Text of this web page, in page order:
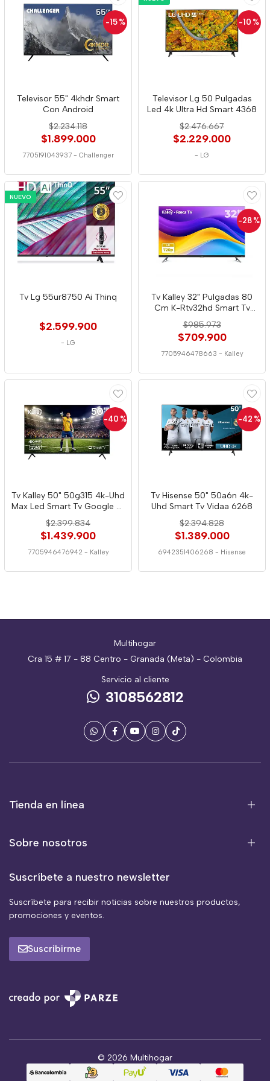
-15 %
Televisor 55" 4khdr Smart
Con Android
$2.234.118
$1.899.000
7705191043937 - Challenger
-10 %
Televisor Lg 50 Pulgadas
Led 4k Ultra Hd Smart 4368
$2.476.667
$2.229.000
- LG
NUEVO
Tv Lg 55ur8750 Ai Thinq
$2.599.900
- LG
-28 %
Tv Kalley 32" Pulgadas 80
Cm K-Rtv32hd Smart Tv
Roku Tv
$985.973
$709.900
7705946478663 - Kalley
-40 %
Tv Kalley 50" 50g315 4k-Uhd
Max Led Smart Tv Google Tv
6942
$2.399.834
$1.439.900
7705946476942 - Kalley
-42 %
Tv Hisense 50" 50a6n 4k-
Uhd Smart Tv Vidaa 6268
$2.394.828
$1.389.000
6942351406268 - Hisense
Multihogar
Cra 15 # 17 - 88 Centro - Granada (Meta) - Colombia
Servicio al cliente
3108562812
Tienda en línea
Sobre nosotros
Suscríbete a nuestro newsletter
Suscríbete para recibir noticias sobre nuestros productos,
promociones y eventos.
Suscribirme
© 2026 Multihogar